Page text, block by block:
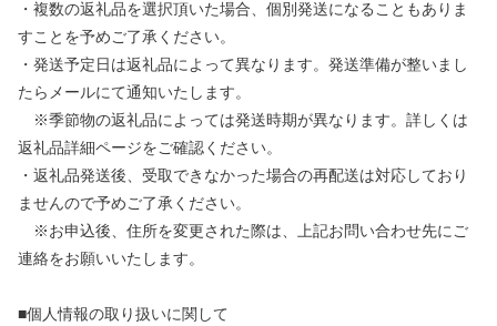
・複数の返礼品を選択頂いた場合、個別発送になることもありま
すことを予めご了承ください。
・発送予定日は返礼品によって異なります。発送準備が整いまし
たらメールにて通知いたします。
※季節物の返礼品によっては発送時期が異なります。詳しくは
返礼品詳細ページをご確認ください。
・返礼品発送後、受取できなかった場合の再配送は対応しており
ませんので予めご了承ください。
※お申込後、住所を変更された際は、上記お問い合わせ先にご
連絡をお願いいたします。
■個人情報の取り扱いに関して